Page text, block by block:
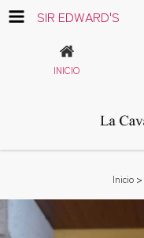
SIR EDWARD'S
INICIO
Inicio >